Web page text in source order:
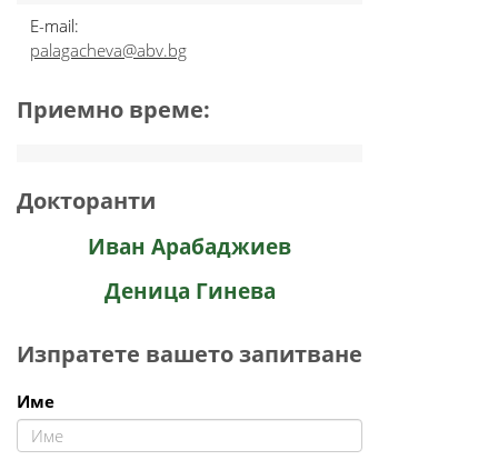
E-mail:
palagacheva@abv.bg
Приемно време:
Докторанти
Иван Арабаджиев
Деница Гинева
Изпратете вашето запитване
Име